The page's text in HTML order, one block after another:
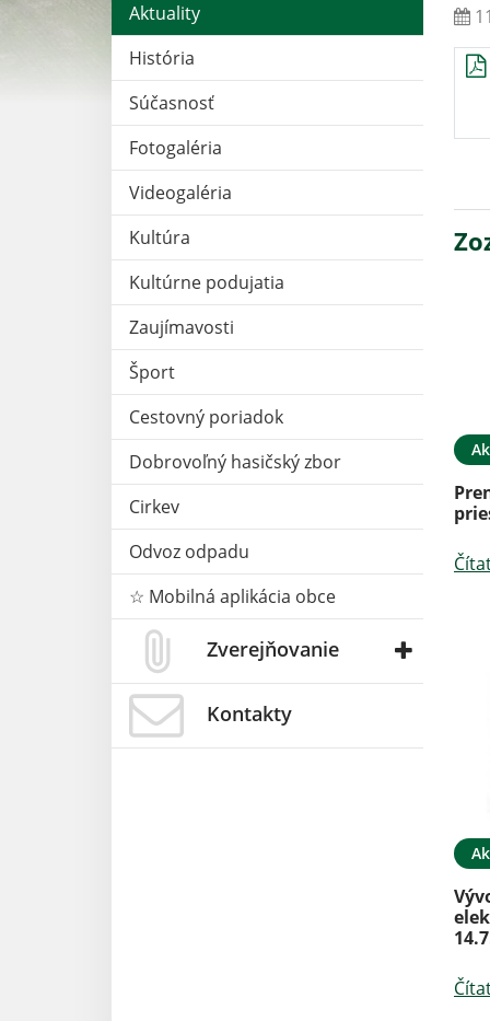
Aktuality
História
Súčasnosť
Fotogaléria
Videogaléria
Kultúra
Kultúrne podujatia
Zaujímavosti
Šport
Cestovný poriadok
Dobrovoľný hasičský zbor
Cirkev
Odvoz odpadu
☆ Mobilná aplikácia obce
Zverejňovanie
Kontakty